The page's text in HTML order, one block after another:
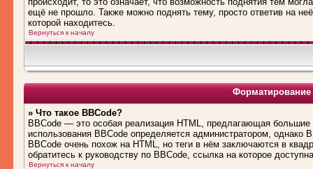
ещё не прошло. Также можно поднять тему, просто ответив на
которой находитесь.
Вернуться к началу
» Что такое BBCode?
BBCode — это особая реализация HTML, предлагающая
использования BBCode определяется администратором,
BBCode очень похож на HTML, но теги в нём заключаются в
обратитесь к руководству по BBCode, ссылка на которое
Вернуться к началу